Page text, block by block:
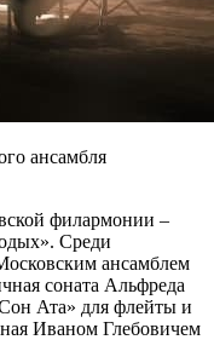
ансамбля
филармонии –
Среди
ансамблем
соната Альфреда
Ата» для флейты и
Иваном Глебовичем